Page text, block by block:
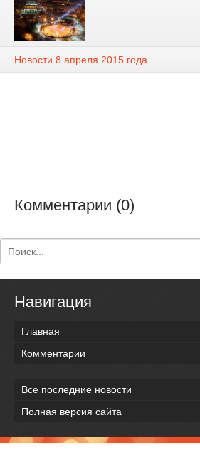
Новости 8 апреля 2015 года
Комментарии (0)
Навигация
Главная
Комментарии
Все последние новости
Полная версия сайта